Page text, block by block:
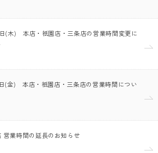
(木) 本店・祇園店・三条店の営業時間変更に
(金) 本店・祇園店・三条店の営業時間につい
営業時間の延長のお知らせ